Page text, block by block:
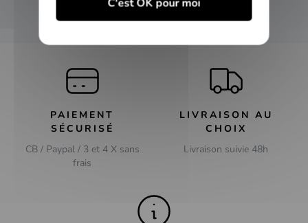
PAIEMENT
SÉCURISÉ
CB / Paypal / 3 et 4 X sans
frais
LIVRAISON AU
CHOIX
Livraison suivie 48h